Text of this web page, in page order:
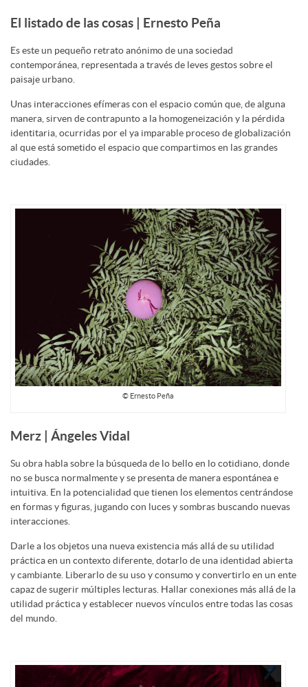
El listado de las cosas | Ernesto Peña
Es este un pequeño retrato anónimo de una sociedad
contemporánea, representada a través de leves gestos sobre el
paisaje urbano.
Unas interacciones efímeras con el espacio común que, de alguna
manera, sirven de contrapunto a la homogeneización y la pérdida
identitaria, ocurridas por el ya imparable proceso de globalización
al que está sometido el espacio que compartimos en las grandes
ciudades.
© Ernesto Peña
Merz | Ángeles Vidal
Su obra habla sobre la búsqueda de lo bello en lo cotidiano, donde
no se busca normalmente y se presenta de manera espontánea e
intuitiva. En la potencialidad que tienen los elementos centrándose
en formas y figuras, jugando con luces y sombras buscando nuevas
interacciones.
Darle a los objetos una nueva existencia más allá de su utilidad
práctica en un contexto diferente, dotarlo de una identidad abierta
y cambiante. Liberarlo de su uso y consumo y convertirlo en un ente
capaz de sugerir múltiples lecturas. Hallar conexiones más allá de la
utilidad práctica y establecer nuevos vínculos entre todas las cosas
del mundo.